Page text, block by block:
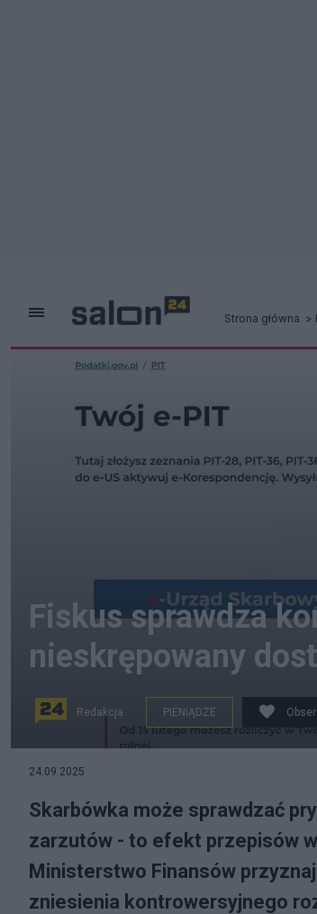
Strona główna
Fiskus sprawdza
nieskrępowany
Redakcja PIENIĄDZE
24.09.2025
Skarbówka może sprawdzać
zarzutów - to efekt przepisów
Ministerstwo Finansów
zniesienia kontrowersyjnego